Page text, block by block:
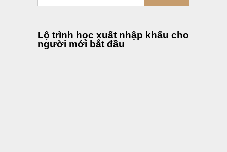
Lộ trình học xuất nhập khẩu cho
người mới bắt đầu